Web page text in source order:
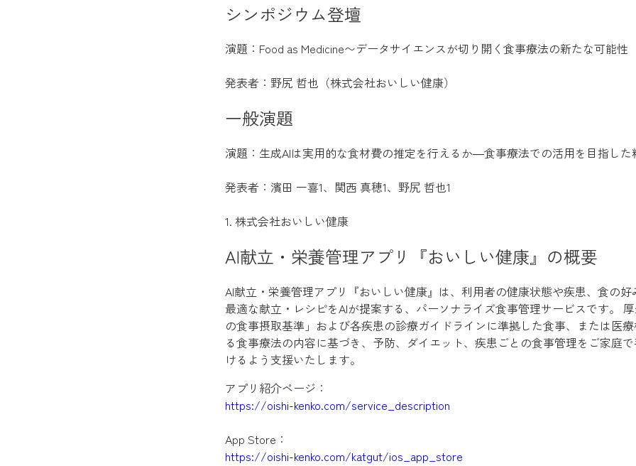
シンポジウム登壇
演題：Food as Medicine〜データサイエンスが切り開く食事療法の新たな可能性
発表者：野尻 哲也（株式会社おいしい健康）
一般演題
演題：生成AIは実用的な食材費の推定を行えるか―食事療法での活用を目指した
発表者：濱田 一喜1、関西 真穂1、野尻 哲也1
1. 株式会社おいしい健康
AI献立・栄養管理アプリ『おいしい健康』の概要
AI献立・栄養管理アプリ『おいしい健康』は、利用者の健康状態や疾患、食の
最適な献立・レシピをAIが提案する、パーソナライズ食事管理サービスです。
の食事摂取基準」および各疾患の診療ガイドラインに準拠した食事、または医
る食事療法の内容に基づき、予防、ダイエット、疾患ごとの食事管理をご家庭
けるよう支援いたします。
アプリ紹介ページ：
https://oishi-kenko.com/service_description
App Store：
https://oishi-kenko.com/katgut/ios_app_store